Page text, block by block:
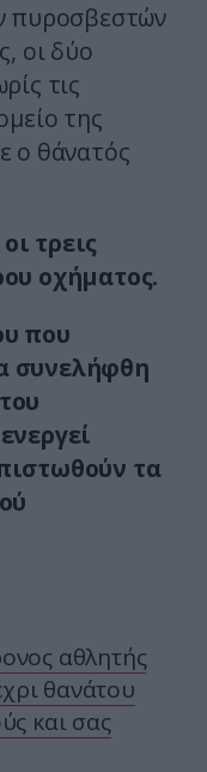
πυροσβεστών
οι δύο
τις
της
ο θάνατός
τρεις
οχήματος.
που
συνελήφθη
τα
αθλητής
θανάτου
και σας